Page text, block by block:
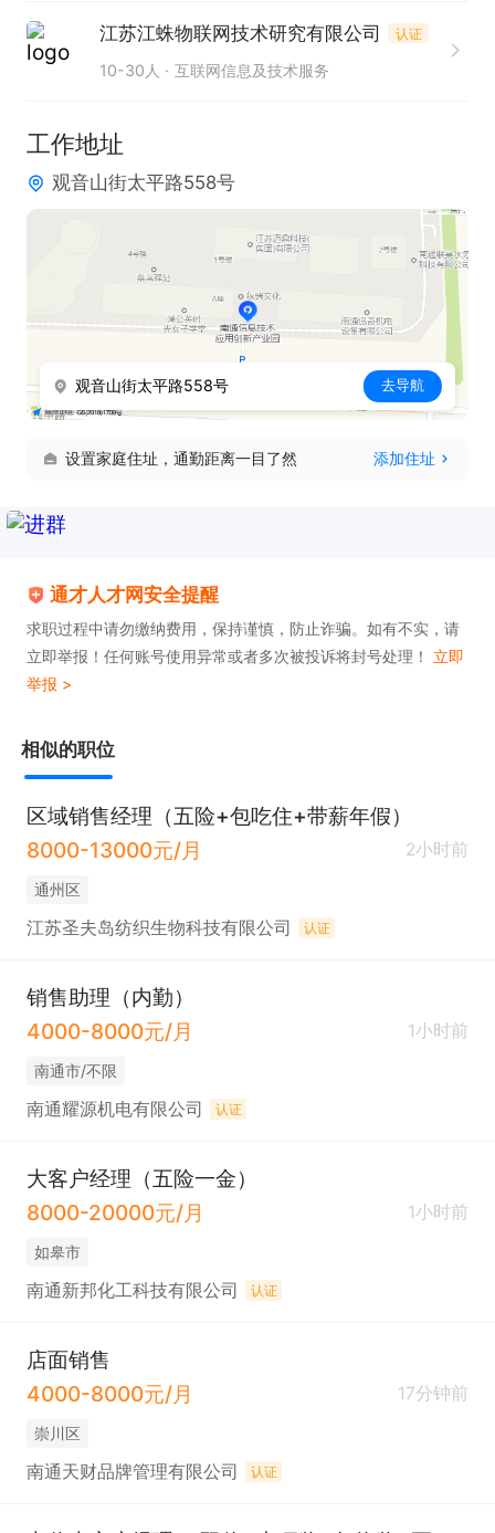
只需两步，轻松找工作：1、先点击投简历；2、再打
江苏江蛛物联网技术研究有限公司 认证
10-30人 互联网信息及技术服务
工作地址
观音山街太平路558号
观音山街太平路558号 去导航
设置家庭住址，通勤距离一目了然 添加住址
通才人才网安全提醒
求职过程中请勿缴纳费用，保持谨慎，防止诈骗。如有不实，请
立即举报！任何账号使用异常或者多次被投诉将封号处理！ 立即
举报 >
相似的职位
区域销售经理（五险+包吃住+带薪年假）
8000-13000元/月
2小时前
通州区
江苏圣夫岛纺织生物科技有限公司 认证
销售助理（内勤）
4000-8000元/月
1小时前
南通市/不限
南通耀源机电有限公司 认证
大客户经理（五险一金）
8000-20000元/月
1小时前
如皋市
南通新邦化工科技有限公司 认证
店面销售
4000-8000元/月
17分钟前
崇川区
南通天财品牌管理有限公司 认证